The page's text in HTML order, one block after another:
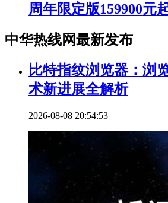
周年限定版159900元
中华热线网最新发布
比特指纹浏览器：浏
术新进展全解析
2026-08-08 20:54:53